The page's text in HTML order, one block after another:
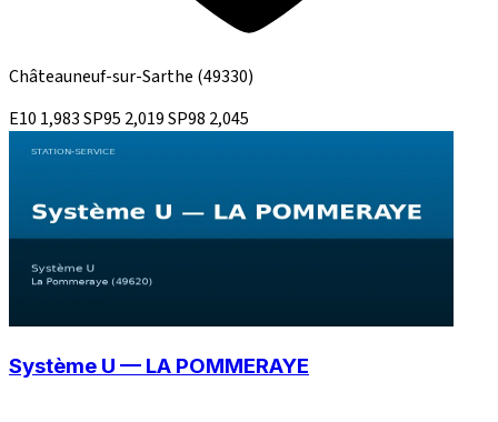
Châteauneuf-sur-Sarthe (49330)
E10 1,983SP95 2,019SP98 2,045
Système U — LA POMMERAYE